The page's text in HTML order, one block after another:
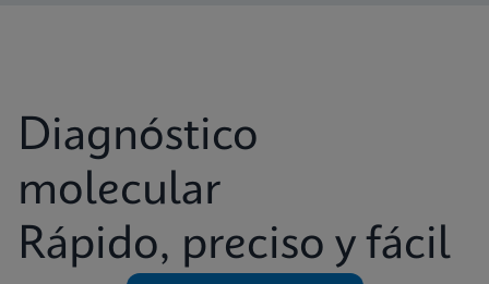
Diagnóstico
molecular
Rápido, preciso y fácil